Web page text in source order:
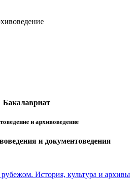
Бакалавриат
и архивоведение
и документоведения
История, культура и архивы